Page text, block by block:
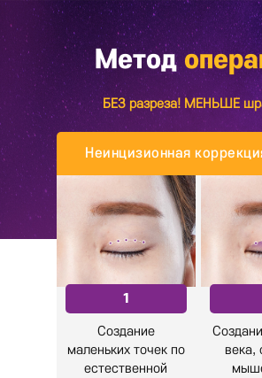
Метод
БЕЗ разреза! МЕНЬШЕ
Неинцизионная
1
Создание
маленьких точек по
естественной
века,